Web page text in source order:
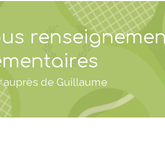
de Guillaume